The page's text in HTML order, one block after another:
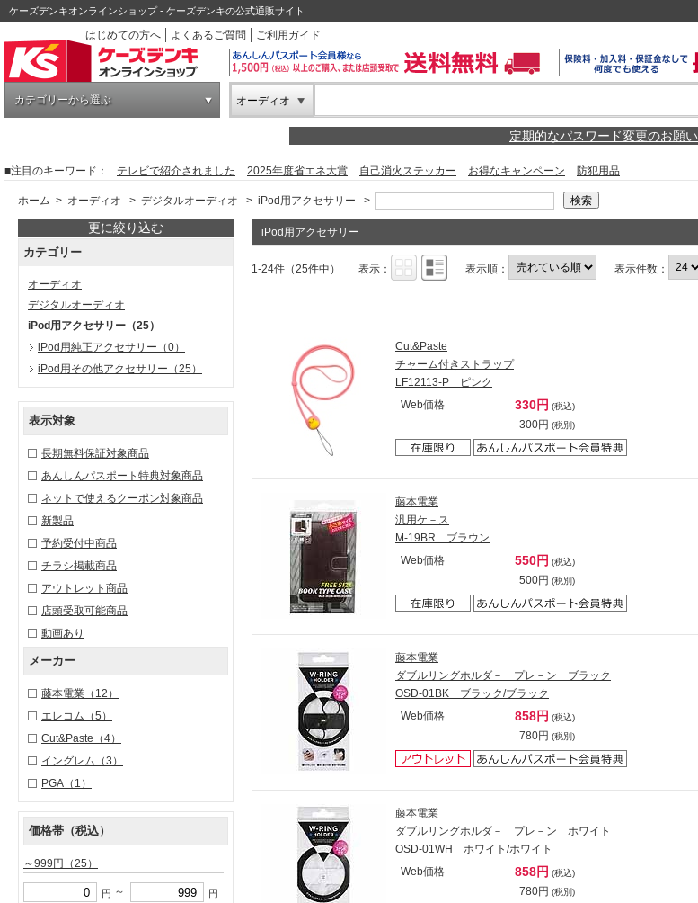
ケーズデンキオンラインショップ - ケーズデンキの公式通販サイト
はじめての方へ
よくあるご質問 ご利用ガイド
カテゴリーから選ぶ オーディオ
定期的なパスワード変更のお願い
■注目のキーワード： テレビで紹介されました 2025年度省エネ大賞 自己消火ステッカー お得なキャンペーン 防犯用品
ホーム > オーディオ > デジタルオーディオ > iPod用アクセサリー >
更に絞り込む
カテゴリー
オーディオ
デジタルオーディオ
iPod用アクセサリー （25）
iPod用純正アクセサリー （0）
iPod用その他アクセサリー （25）
表示対象
長期無料保証対象商品
あんしんパスポート特典対象商品
ネットで使えるクーポン対象商品
新製品
予約受付中商品
チラシ掲載商品
アウトレット商品
店頭受取可能商品
動画あり
メーカー
藤本電業 （12）
エレコム （5）
Cut&Paste （4）
イングレム （3）
PGA （1）
価格帯（税込）
～999円 （25）
円 ～ 円
iPod用アクセサリー
1-24件（25件中） 表示： 表示順： 表示件数：
Cut&Paste
チャーム付きストラップ
LF12113-P ピンク
Web価格
330円 (税込)
300円 (税別)
藤本電業
汎用ケ－ス
M-19BR ブラウン
Web価格
550円 (税込)
500円 (税別)
藤本電業
ダブルリングホルダ－ プレ－ン ブラック
OSD-01BK ブラック/ブラック
Web価格
858円 (税込)
780円 (税別)
藤本電業
ダブルリングホルダ－ プレ－ン ホワイト
OSD-01WH ホワイト/ホワイト
Web価格
858円 (税込)
780円 (税別)